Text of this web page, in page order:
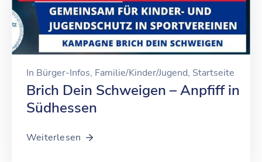
In Bürger-Infos‚ Familie/Kinder/Jugend‚ Startseite
Brich Dein Schweigen – Anpfiff in
Südhessen
Weiterlesen